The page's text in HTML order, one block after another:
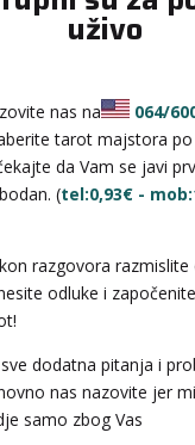
uživo
nas na 064/
tarot majstora po
da Vam se javi
(tel:0,93€ -
razgovora razmislite
odluke i
dodatna pitanja i
nas nazovite jer
samo zbog Vas